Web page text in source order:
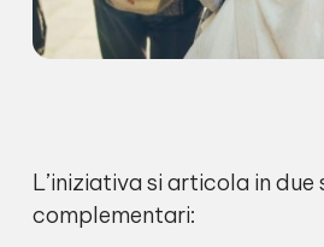
L’iniziativa si articola in due
complementari: